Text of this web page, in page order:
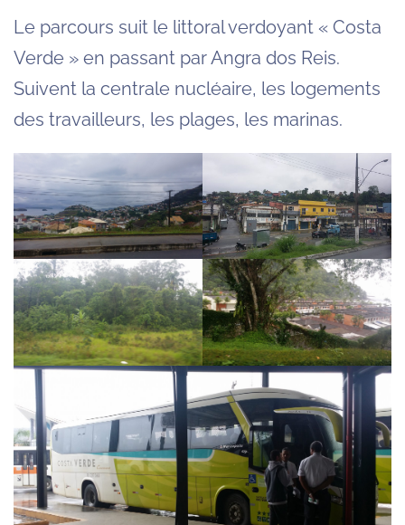
Le parcours suit le littoral verdoyant « Costa
Verde » en passant par Angra dos Reis.
Suivent la centrale nucléaire, les logements
des travailleurs, les plages, les marinas.